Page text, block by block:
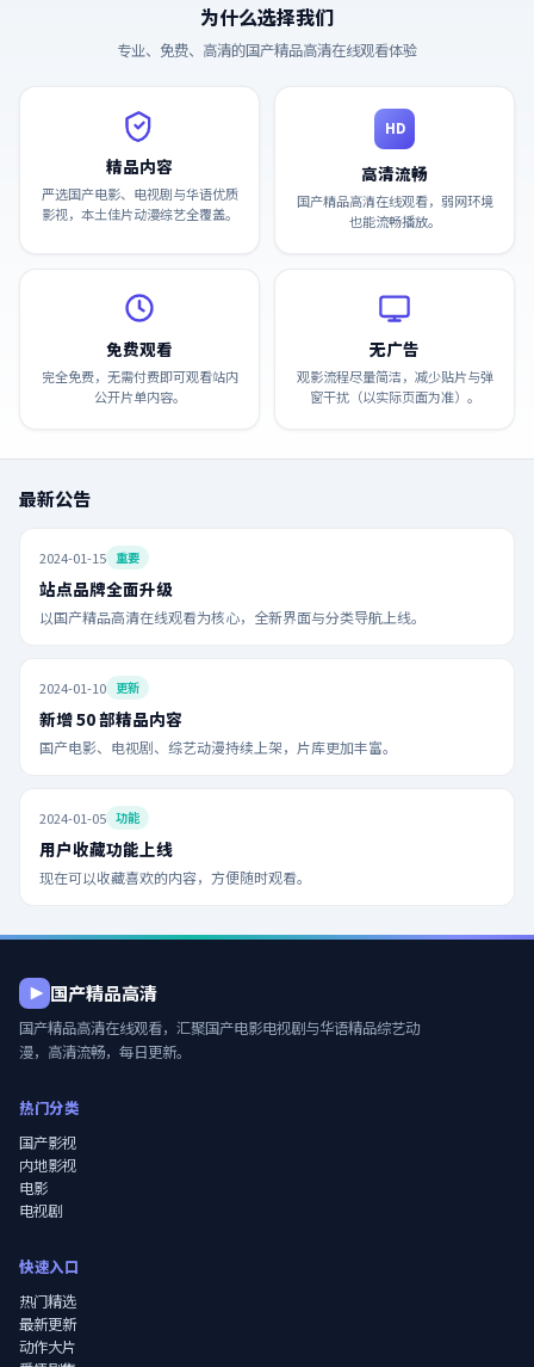
为什么选择我们
专业、免费、高清的国产精品高清在线观看体验
精品内容
严选国产电影、电视剧与华语优质
影视，本土佳片动漫综艺全覆盖。
HD
高清流畅
国产精品高清在线观看，弱网环境
也能流畅播放。
免费观看
完全免费，无需付费即可观看站内
公开片单内容。
无广告
观影流程尽量简洁，减少贴片与弹
窗干扰（以实际页面为准）。
最新公告
2024-01-15 重要
站点品牌全面升级
以国产精品高清在线观看为核心，全新界面与分类导航上线。
2024-01-10 更新
新增 50 部精品内容
国产电影、电视剧、综艺动漫持续上架，片库更加丰富。
2024-01-05 功能
用户收藏功能上线
现在可以收藏喜欢的内容，方便随时观看。
国产精品高清
国产精品高清在线观看，汇聚国产电影电视剧与华语精品综艺动
漫，高清流畅，每日更新。
热门分类
国产影视
内地影视
电影
电视剧
快速入口
热门精选
最新更新
动作大片